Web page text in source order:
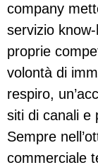
company
servizio
proprie
volontà di
respiro,
siti di canali e
Sempre
commerciale